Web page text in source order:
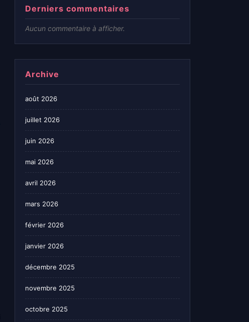
Derniers commentaires
Aucun commentaire à afficher.
Archive
août 2026
juillet 2026
juin 2026
mai 2026
avril 2026
mars 2026
février 2026
janvier 2026
décembre 2025
novembre 2025
octobre 2025